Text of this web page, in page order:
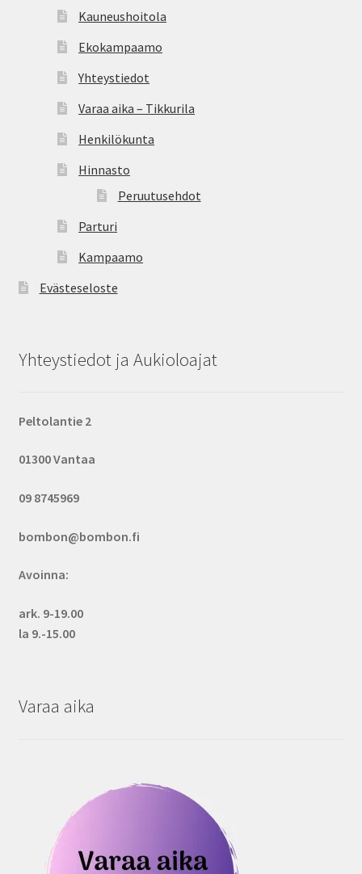
Kauneushoitola
Ekokampaamo
Yhteystiedot
Varaa aika – Tikkurila
Henkilökunta
Hinnasto
Peruutusehdot
Parturi
Kampaamo
Evästeseloste
Yhteystiedot ja Aukioloajat
Peltolantie 2
01300 Vantaa
09 8745969
bombon@bombon.fi
Avoinna:
ark. 9-19.00
la 9.-15.00
Varaa aika